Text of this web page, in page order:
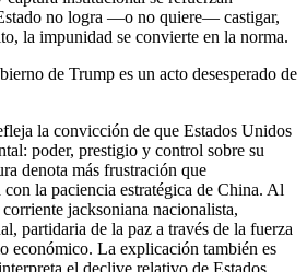
no logra —o no quiere— castigar,
la impunidad se convierte en la norma.
de Trump es un acto desesperado de
la convicción de que Estados Unidos
poder, prestigio y control sobre su
denota más frustración que
con la paciencia estratégica de China. Al
jacksoniana nacionalista,
partidaria de la paz a través de la fuerza
económico. La explicación también es
el declive relativo de Estados